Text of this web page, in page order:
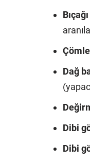
Dağ
Dibi
Dibi